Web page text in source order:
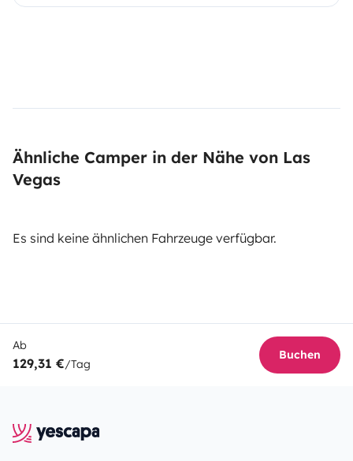
Ähnliche Camper in der Nähe von Las
Vegas
Es sind keine ähnlichen Fahrzeuge verfügbar.
Ab
129,31 €/Tag
Buchen